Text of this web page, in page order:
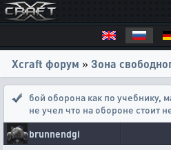
Xcraft форум » Зона
бой оборона как по учебнику,
не учел что на обороне стоит
brunnendgi